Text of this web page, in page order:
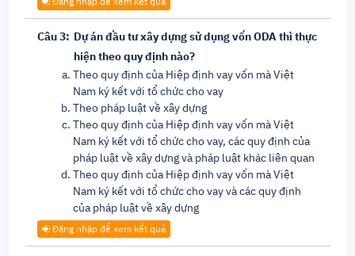
Câu 3: Dự án đầu tư xây dựng sử dụng vốn ODA thì thực
hiện theo quy định nào?
Theo quy định của Hiệp định vay vốn mà Việt
Nam ký kết với tổ chức cho vay
Theo pháp luật về xây dựng
Theo quy định của Hiệp định vay vốn mà Việt
Nam ký kết với tổ chức cho vay, các quy định của
pháp luật về xây dựng và pháp luật khác liên quan
Theo quy định của Hiệp định vay vốn mà Việt
Nam ký kết với tổ chức cho vay và các quy định
của pháp luật về xây dựng
Đăng nhập để xem kết quả